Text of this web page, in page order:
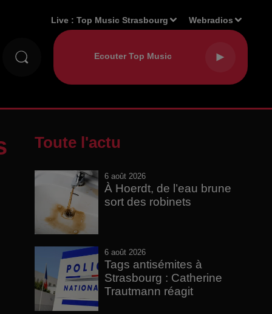
Live :Top Music Strasbourg Webradios
Toute l'actu
6 août 2026
À Hoerdt, de l’eau brune
sort des robinets
6 août 2026
Tags antisémites à
Strasbourg : Catherine
Trautmann réagit